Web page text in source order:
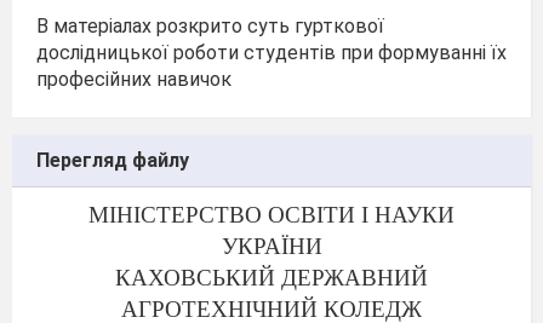
В матеріалах розкрито суть гурткової
дослідницької роботи студентів при формуванні їх
професійних навичок
Перегляд файлу
МІНІСТЕРСТВО ОСВІТИ І НАУКИ
УКРАЇНИ
КАХОВСЬКИЙ ДЕРЖАВНИЙ
АГРОТЕХНІЧНИЙ КОЛЕДЖ